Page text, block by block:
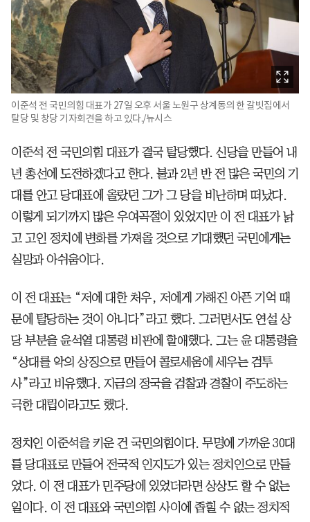
이준석 전 국민의힘 대표가 27일 오후 서울 노원구 상계동의 한 갈빗집에서
탈당 및 창당 기자회견을 하고 있다./뉴시스
이준석 전 국민의힘 대표가 결국 탈당했다. 신당을 만들어 내
년 총선에 도전하겠다고 한다. 불과 2년 반 전 많은 국민의 기
대를 안고 당대표에 올랐던 그가 그 당을 비난하며 떠났다.
이렇게 되기까지 많은 우여곡절이 있었지만 이 전 대표가 낡
고 고인 정치에 변화를 가져올 것으로 기대했던 국민에게는
실망과 아쉬움이다.
이 전 대표는 “저에 대한 처우, 저에게 가해진 아픈 기억 때
문에 탈당하는 것이 아니다”라고 했다. 그러면서도 연설 상
당 부분을 윤석열 대통령 비판에 할애했다. 그는 윤 대통령을
“상대를 악의 상징으로 만들어 콜로세움에 세우는 검투
사”라고 비유했다. 지금의 정국을 검찰과 경찰이 주도하는
극한 대립이라고도 했다.
정치인 이준석을 키운 건 국민의힘이다. 무명에 가까운 30대
를 당대표로 만들어 전국적 인지도가 있는 정치인으로 만들
었다. 이 전 대표가 민주당에 있었더라면 상상도 할 수 없는
일이다. 이 전 대표와 국민의힘 사이에 좁힐 수 없는 정치적